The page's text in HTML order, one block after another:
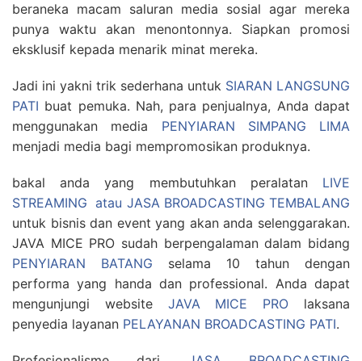
beraneka macam saluran media sosial agar mereka
punya waktu akan menontonnya. Siapkan promosi
eksklusif kepada menarik minat mereka.
Jadi ini yakni trik sederhana untuk SIARAN LANGSUNG
PATI buat pemuka. Nah, para penjualnya, Anda dapat
menggunakan media PENYIARAN SIMPANG LIMA
menjadi media bagi mempromosikan produknya.
bakal anda yang membutuhkan peralatan LIVE
STREAMING atau JASA BROADCASTING TEMBALANG
untuk bisnis dan event yang akan anda selenggarakan.
JAVA MICE PRO sudah berpengalaman dalam bidang
PENYIARAN BATANG selama 10 tahun dengan
performa yang handa dan professional. Anda dapat
mengunjungi website JAVA MICE PRO laksana
penyedia layanan PELAYANAN BROADCASTING PATI.